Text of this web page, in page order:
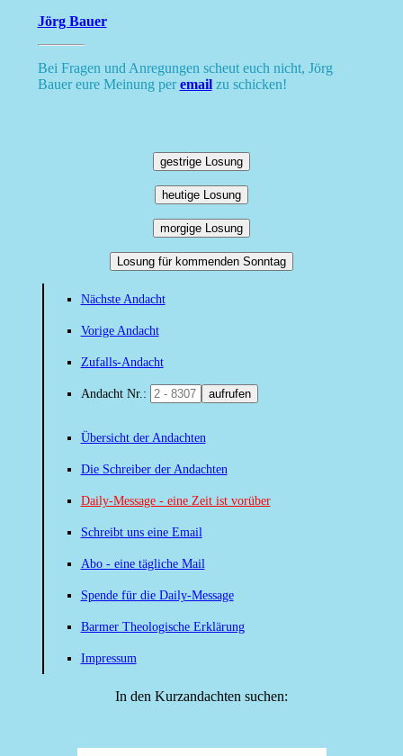
Jörg Bauer
Bei Fragen und Anregungen scheut euch nicht, Jörg
Bauer eure Meinung peremailzu schicken!
gestrige Losung
heutige Losung
morgige Losung
Losung für kommenden Sonntag
Nächste Andacht
Vorige Andacht
Zufalls-Andacht
Andacht Nr.: aufrufen
Übersicht der Andachten
Die Schreiber der Andachten
Daily-Message - eine Zeit ist vorüber
Schreibt uns eine Email
Abo - eine tägliche Mail
Spende für die Daily-Message
Barmer Theologische Erklärung
Impressum
In den Kurzandachten suchen: